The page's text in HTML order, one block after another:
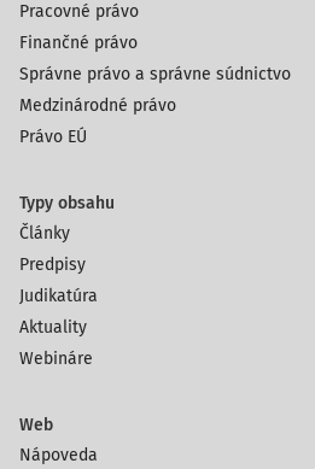
Pracovné právo
Finančné právo
Správne právo a správne súdnictvo
Medzinárodné právo
Právo EÚ
Typy obsahu
Články
Predpisy
Judikatúra
Aktuality
Webináre
Web
Nápoveda